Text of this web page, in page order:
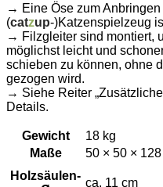
→ Eine Öse zum
(catzup-)Katzenspielzeug
→ Filzgleiter sind montiert,
möglichst leicht und
schieben zu können, ohne
gezogen wird.
→ Siehe Reiter
Details.
Gewicht
18 kg
Maße
50 × 50 ×
Holzsäulen-
ca. 11 cm